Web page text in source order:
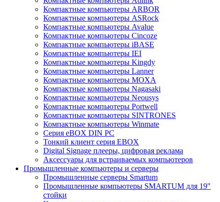
Компактные компьютеры ARBOR
Компактные компьютеры ASRock
Компактные компьютеры Avalue
Компактные компьютеры Cincoze
Компактные компьютеры iBASE
Компактные компьютеры IEI
Компактные компьютеры Kingdy
Компактные компьютеры Lanner
Компактные компьютеры MOXA
Компактные компьютеры Nagasaki
Компактные компьютеры Neousys
Компактные компьютеры Portwell
Компактные компьютеры SINTRONES
Компактные компьютеры Winmate
Серия eBOX DIN PC
Тонкий клиент серия EBOX
Digital Signage плееры, цифровая реклама
Аксессуары для встраиваемых компьютеров
Промышленные компьютеры и серверы
Промышленные серверы Smartum
Промышленные компьютеры SMARTUM для 19"
стойки